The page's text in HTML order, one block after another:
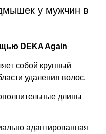
у мужчин в
DEKA Again
собой крупный
удаления волос.
длины
адаптированная